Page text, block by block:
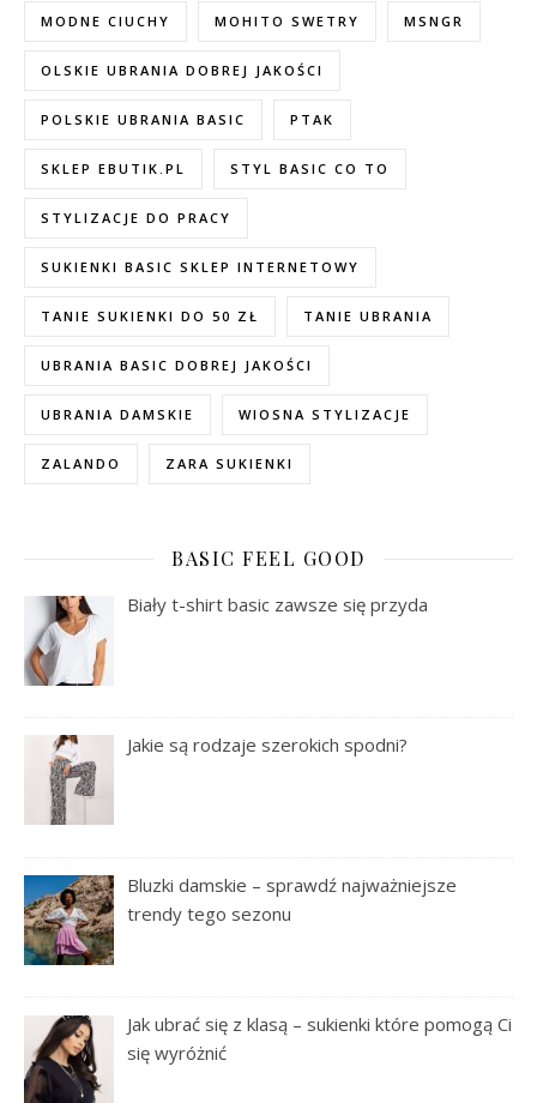
MODNE CIUCHY MOHITO SWETRY MSNGR
OLSKIE UBRANIA DOBREJ JAKOŚCI
POLSKIE UBRANIA BASIC PTAK
SKLEP EBUTIK.PL STYL BASIC CO TO
STYLIZACJE DO PRACY
SUKIENKI BASIC SKLEP INTERNETOWY
TANIE SUKIENKI DO 50 ZŁ TANIE UBRANIA
UBRANIA BASIC DOBREJ JAKOŚCI
UBRANIA DAMSKIE WIOSNA STYLIZACJE
ZALANDO ZARA SUKIENKI
BASIC FEEL GOOD
Biały t-shirt basic zawsze się przyda
Jakie są rodzaje szerokich spodni?
Bluzki damskie – sprawdź najważniejsze
trendy tego sezonu
Jak ubrać się z klasą – sukienki które pomogą Ci
się wyróżnić